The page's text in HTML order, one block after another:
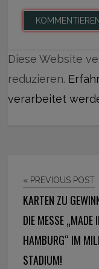
Diese Website
reduzieren.
verarbeitet
« PREVIOUS POST
KARTEN ZU
DIE MESSE „MADE
HAMBURG“ IM
STADIUM!